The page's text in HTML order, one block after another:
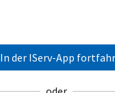
In der IServ-App